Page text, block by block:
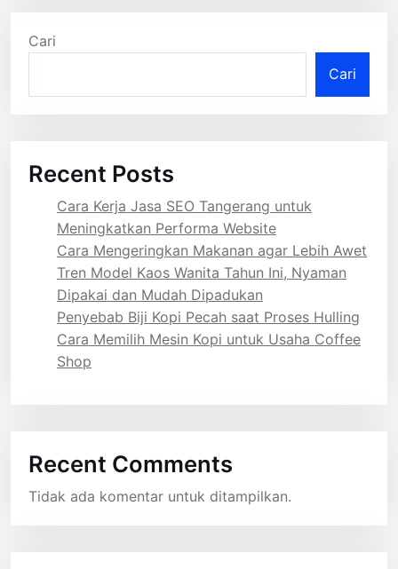
Cari
Cari
Recent Posts
Cara Kerja Jasa SEO Tangerang untuk
Meningkatkan Performa Website
Cara Mengeringkan Makanan agar Lebih Awet
Tren Model Kaos Wanita Tahun Ini, Nyaman
Dipakai dan Mudah Dipadukan
Penyebab Biji Kopi Pecah saat Proses Hulling
Cara Memilih Mesin Kopi untuk Usaha Coffee
Shop
Recent Comments
Tidak ada komentar untuk ditampilkan.